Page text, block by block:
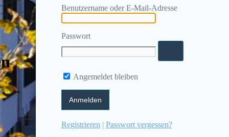
Benutzername oder E-Mail-Adresse
Passwort
Angemeldet bleiben
Registrieren | Passwort vergessen?